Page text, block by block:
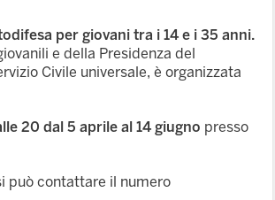
per giovani tra i 14 e i 35 anni.
e della Presidenza del
Civile universale, è organizzata
20 dal 5 aprile al 14 giugno presso
può contattare il numero